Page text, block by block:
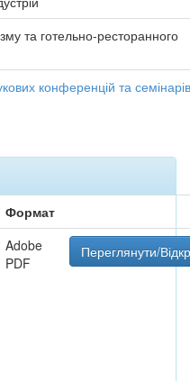
та готельно-ресторанного
конференцій та семінарів
Формат
Adobe
PDF
Переглянути/